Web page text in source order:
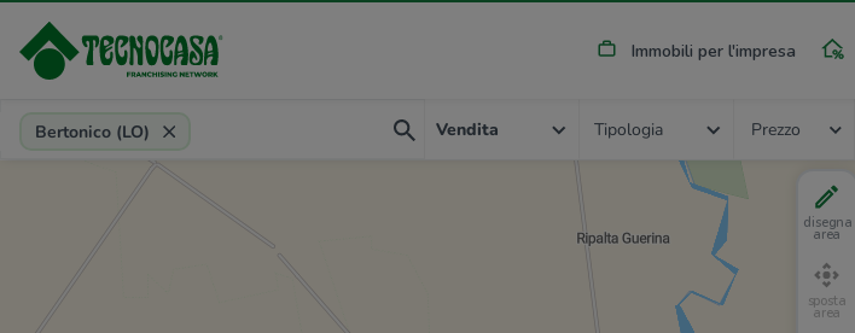
Immobili per l'impresa
Provincia, comune, zona, riferimento
Bertonico (LO) Vendita Tipologia Prezzo
disegna
area
sposta
area